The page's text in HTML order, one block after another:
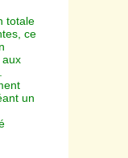
totale
ce
aux
un